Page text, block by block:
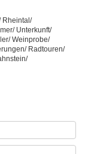
Rheintal/
Unterkunft/
Weinprobe/
Radtouren/